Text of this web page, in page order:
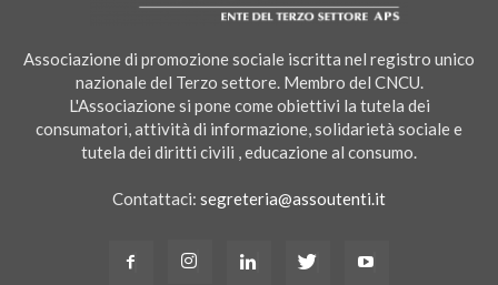
Associazione di promozione sociale iscritta nel registro unico
nazionale del Terzo settore. Membro del CNCU.
L'Associazione si pone come obiettivi la tutela dei
consumatori, attività di informazione, solidarietà sociale e
tutela dei diritti civili , educazione al consumo.
Contattaci: segreteria@assoutenti.it